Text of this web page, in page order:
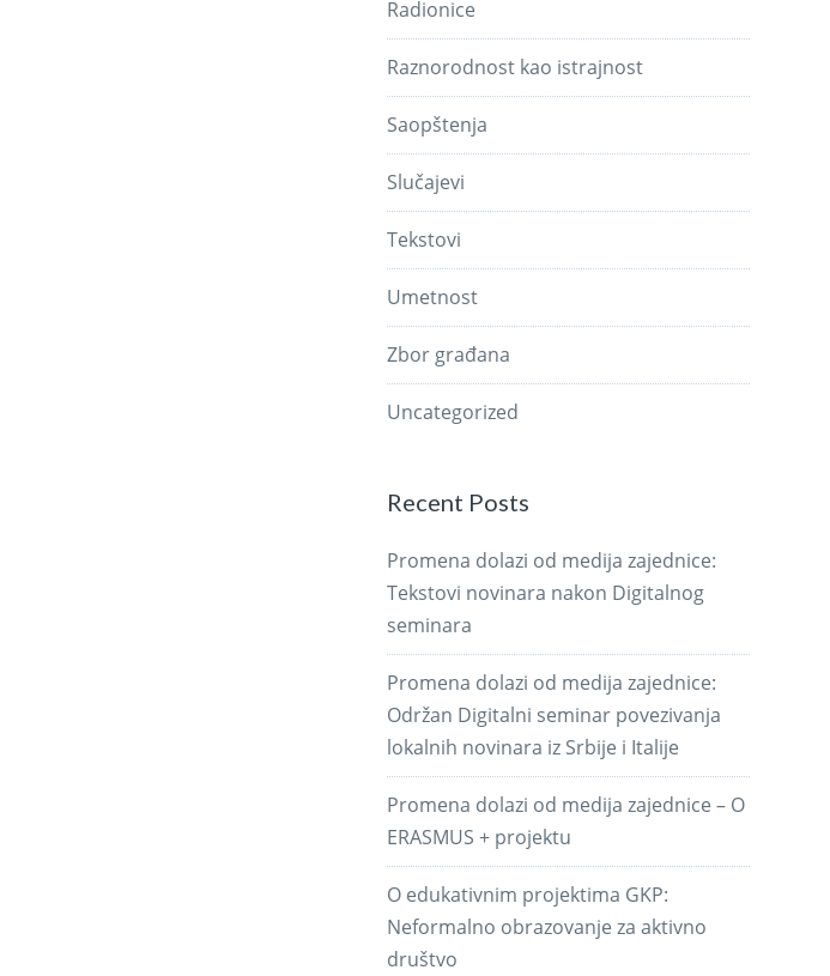
Radionice
Raznorodnost kao istrajnost
Saopštenja
Slučajevi
Tekstovi
Umetnost
Zbor građana
Uncategorized
Recent Posts
Promena dolazi od medija zajednice:
Tekstovi novinara nakon Digitalnog
seminara
Promena dolazi od medija zajednice:
Održan Digitalni seminar povezivanja
lokalnih novinara iz Srbije i Italije
Promena dolazi od medija zajednice – O
ERASMUS + projektu
O edukativnim projektima GKP:
Neformalno obrazovanje za aktivno
društvo